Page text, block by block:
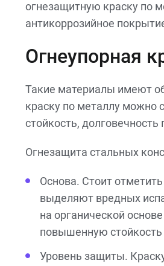
огнезащитную краску по
антикоррозийное
Огнеупорная
Такие материалы имеют
краску по металлу можно
стойкость, долговечность
Огнезащита стальных
Основа. Стоит
выделяют вредных
на органической
повышенную стойкость
Уровень защиты.